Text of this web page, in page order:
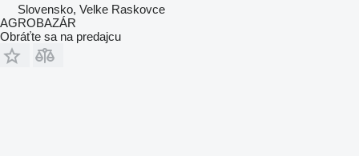
Slovensko, Velke Raskovce
AGROBAZÁR
Obráťte sa na predajcu